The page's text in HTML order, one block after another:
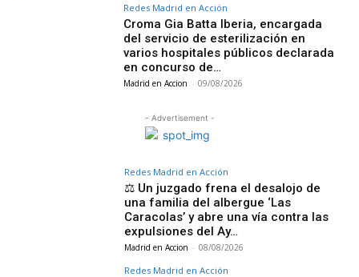
Redes Madrid en Acción
Croma Gia Batta Iberia, encargada
del servicio de esterilización en
varios hospitales públicos declarada
en concurso de…
Madrid en Accion - 09/08/2026
- Advertisement -
Redes Madrid en Acción
⚖️ Un juzgado frena el desalojo de
una familia del albergue ‘Las
Caracolas’ y abre una vía contra las
expulsiones del Ay…
Madrid en Accion - 08/08/2026
Redes Madrid en Acción